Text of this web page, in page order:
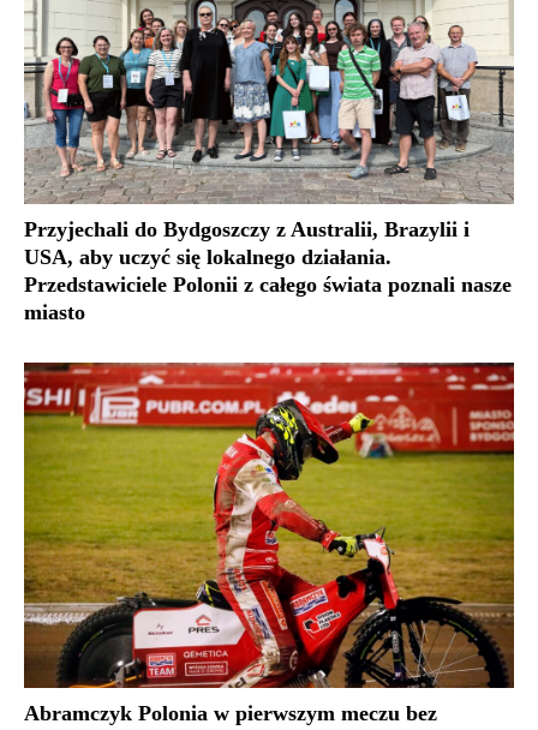
Przyjechali do Bydgoszczy z Australii, Brazylii i
USA, aby uczyć się lokalnego działania.
Przedstawiciele Polonii z całego świata poznali nasze
miasto
Abramczyk Polonia w pierwszym meczu bez